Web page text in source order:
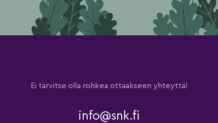
Ei tarvitse olla rohkea ottaakseen yhteyttä!
info@snk.fi